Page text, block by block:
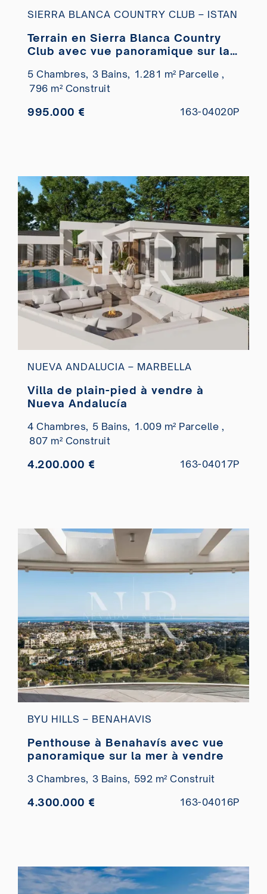
SIERRA BLANCA COUNTRY CLUB – ISTAN
Terrain en Sierra Blanca Country
Club avec vue panoramique sur la
5 Chambres, 3 Bains, 1.281 m² Parcelle ,
796 m² Construit
995.000 € 163-04020P
NUEVA ANDALUCIA – MARBELLA
Villa de plain-pied à vendre à
Nueva Andalucía
4 Chambres, 5 Bains, 1.009 m² Parcelle ,
807 m² Construit
4.200.000 € 163-04017P
BYU HILLS – BENAHAVIS
Penthouse à Benahavís avec vue
panoramique sur la mer à vendre
3 Chambres, 3 Bains, 592 m² Construit
4.300.000 € 163-04016P